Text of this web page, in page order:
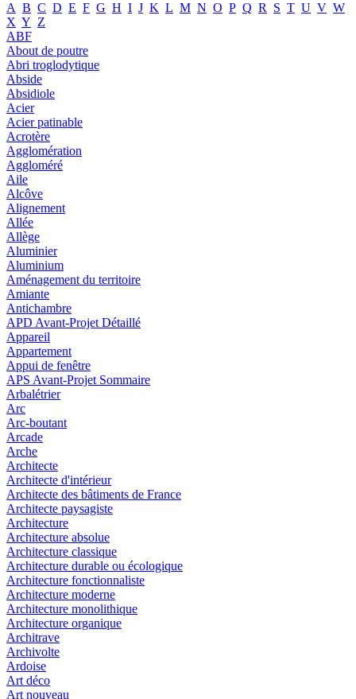
A B C D E F G H I J K L M N O P Q R S T U V W
X Y Z
ABF
About de poutre
Abri troglodytique
Abside
Absidiole
Acier
Acier patinable
Acrotère
Agglomération
Aggloméré
Aile
Alcôve
Alignement
Allée
Allège
Aluminier
Aluminium
Aménagement du territoire
Amiante
Antichambre
APD Avant-Projet Détaillé
Appareil
Appartement
Appui de fenêtre
APS Avant-Projet Sommaire
Arbalétrier
Arc
Arc-boutant
Arcade
Arche
Architecte
Architecte d'intérieur
Architecte des bâtiments de France
Architecte paysagiste
Architecture
Architecture absolue
Architecture classique
Architecture durable ou écologique
Architecture fonctionnaliste
Architecture moderne
Architecture monolithique
Architecture organique
Architrave
Archivolte
Ardoise
Art déco
Art nouveau